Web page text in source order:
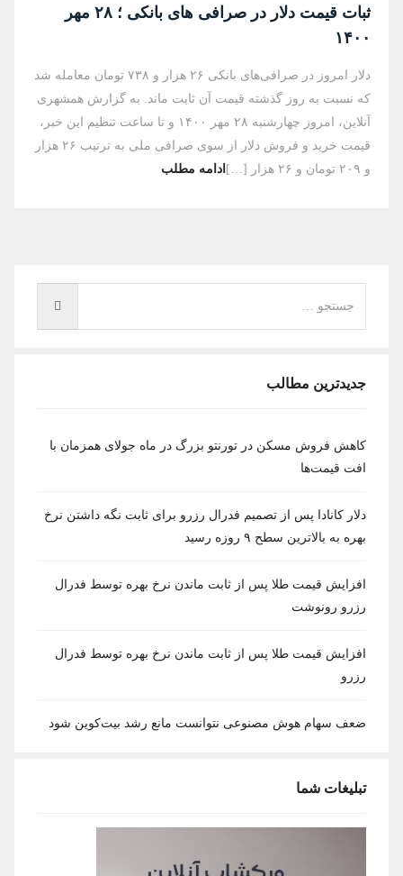
ثبات قیمت دلار در صرافی های بانکی ؛ ۲۸ مهر
۱۴۰۰
دلار امروز در صرافی‌های بانکی ۲۶ هزار و ۷۳۸ تومان معامله شد
که نسبت به روز گذشته قیمت آن ثابت ماند. به گزارش همشهری
‌آنلاین، امروز چهارشنبه ۲۸ مهر ۱۴۰۰ و تا ساعت تنظیم این خبر،
قیمت خرید و فروش دلار از سوی صرافی ملی به ترتیب ۲۶ هزار
و ۲۰۹ تومان و ۲۶ هزار […]
ادامه مطلب
جدیدترین مطالب
کاهش فروش مسکن در تورنتو بزرگ در ماه جولای همزمان با
افت قیمت‌ها
دلار کانادا پس از تصمیم فدرال رزرو برای ثابت نگه داشتن نرخ
بهره به بالاترین سطح ۹ روزه رسید
افزایش قیمت طلا پس از ثابت ماندن نرخ بهره توسط فدرال
رزرو رونوشت
افزایش قیمت طلا پس از ثابت ماندن نرخ بهره توسط فدرال
رزرو
ضعف سهام هوش مصنوعی نتوانست مانع رشد بیت‌کوین شود
تبلیغات شما